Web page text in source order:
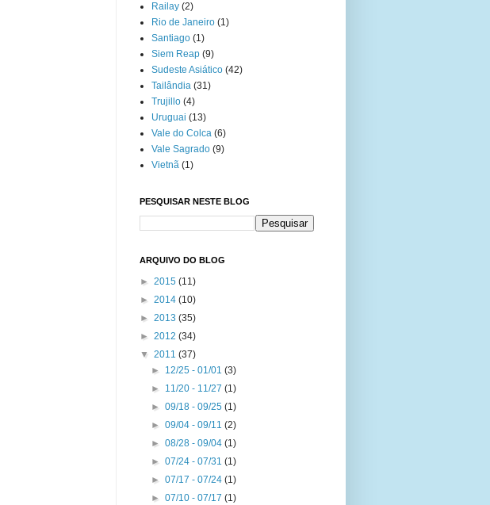
Railay (2)
Rio de Janeiro (1)
Santiago (1)
Siem Reap (9)
Sudeste Asiático (42)
Tailândia (31)
Trujillo (4)
Uruguai (13)
Vale do Colca (6)
Vale Sagrado (9)
Vietnã (1)
PESQUISAR NESTE BLOG
ARQUIVO DO BLOG
► 2015 (11)
► 2014 (10)
► 2013 (35)
► 2012 (34)
▼ 2011 (37)
► 12/25 - 01/01(3)
► 11/20 - 11/27(1)
►09/18 - 09/25(1)
►09/04 - 09/11(2)
►08/28 - 09/04(1)
►07/24 - 07/31(1)
►07/17 - 07/24(1)
►07/10 - 07/17(1)